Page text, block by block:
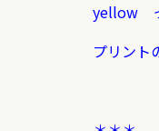
yellow
プリン